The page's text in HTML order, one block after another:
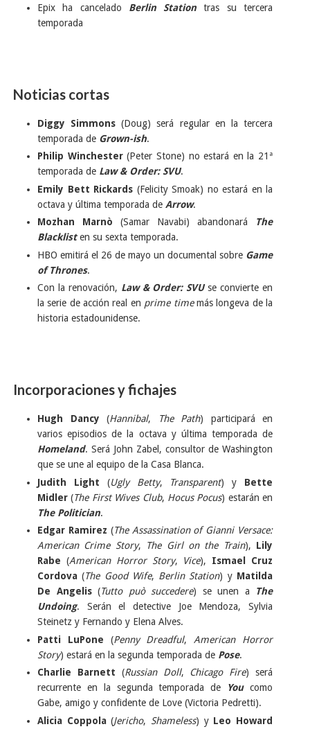
Epix ha cancelado Berlin Station tras su tercera
temporada
Noticias cortas
Diggy Simmons (Doug) será regular en la tercera
temporada de Grown-ish.
Philip Winchester(Peter Stone) no estará en la 21ª
temporada de Law & Order: SVU.
Emily Bett Rickards (Felicity Smoak) no estará en la
octava y última temporada de Arrow.
Mozhan Marnò (Samar Navabi) abandonará
The
Blacklisten su sexta temporada.
HBO emitirá el 26 de mayo un documental sobre Game
of Thrones.
Con la renovación, Law & Order: SVUse convierte en
la serie de acción real en prime timemás longeva de la
historia estadounidense.
Incorporaciones y fichajes
Hugh Dancy (Hannibal, The Path) participará en
varios episodios de la octava y última temporada de
Homeland. Será John Zabel, consultor de Washington
que se une al equipo de la Casa Blanca.
Judith Light (Ugly Betty, Transparent) y Bette
Midler (The First Wives Club, Hocus Pocus) estarán en
The Politician.
Edgar Ramirez (The Assassination of Gianni Versace:
American Crime Story, The Girl on the Train), Lily
Rabe (American Horror Story, Vice), Ismael Cruz
Cordova (The Good Wife, Berlin Station) y Matilda
De Angelis(Tutto può succedere) se unen a
The
Undoing. Serán el detective Joe Mendoza, Sylvia
Steinetz y Fernando y Elena Alves.
Patti LuPone (Penny Dreadful,American Horror
Story) estará en la segunda temporada de Pose.
Charlie Barnett (Russian Doll, Chicago Fire) será
recurrente en la segunda temporada de
Youcomo
Gabe, amigo y confidente de Love (Victoria Pedretti).
Alicia Coppola(Jericho, Shameless) y Leo Howard